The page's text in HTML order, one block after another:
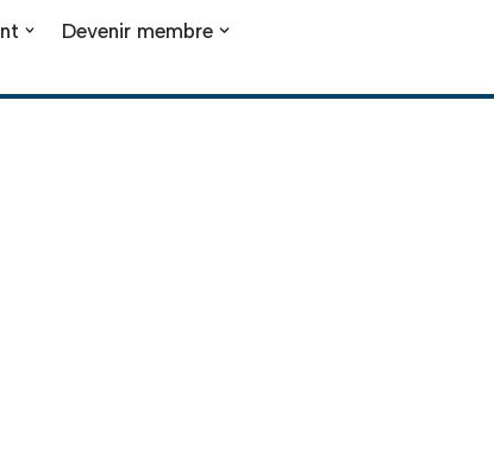
Devenir membre